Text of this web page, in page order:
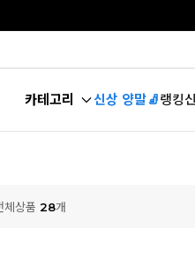
카테고리 신상 양말🧦랭킹
체상품 28개